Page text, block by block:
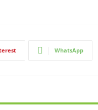
WhatsApp